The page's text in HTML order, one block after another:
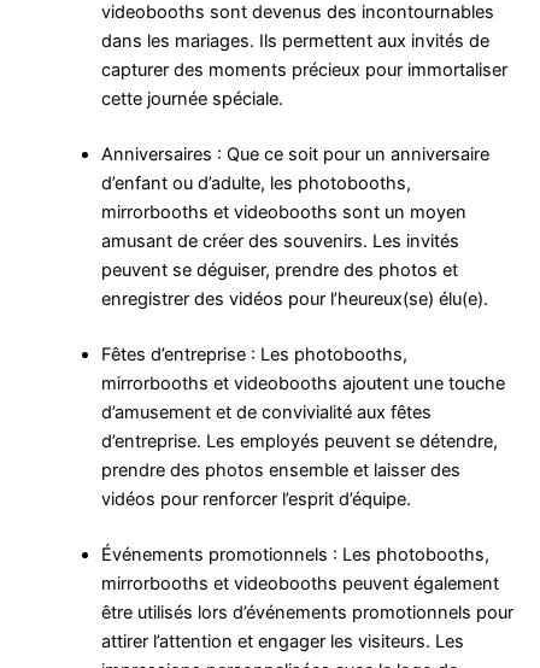
videobooths sont devenus des incontournables
dans les mariages. Ils permettent aux invités de
capturer des moments précieux pour immortaliser
cette journée spéciale.
Anniversaires : Que ce soit pour un anniversaire
d’enfant ou d’adulte, les photobooths,
mirrorbooths et videobooths sont un moyen
amusant de créer des souvenirs. Les invités
peuvent se déguiser, prendre des photos et
enregistrer des vidéos pour l’heureux(se) élu(e).
Fêtes d’entreprise : Les photobooths,
mirrorbooths et videobooths ajoutent une touche
d’amusement et de convivialité aux fêtes
d’entreprise. Les employés peuvent se détendre,
prendre des photos ensemble et laisser des
vidéos pour renforcer l’esprit d’équipe.
Événements promotionnels : Les photobooths,
mirrorbooths et videobooths peuvent également
être utilisés lors d’événements promotionnels pour
attirer l’attention et engager les visiteurs. Les